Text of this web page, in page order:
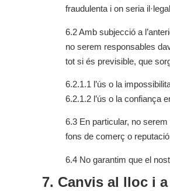
fraudulenta i on seria
6.2 Amb subjecció a
no serem responsables
tot si és previsible, que
6.2.1.1 l’ús o la
6.2.1.2 l’ús o la confiança
6.3 En particular, no
fons de comerç o
6.4 No garantim que el
7. Canvis al lloc i